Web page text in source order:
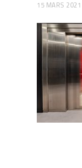
15 MARS 2021